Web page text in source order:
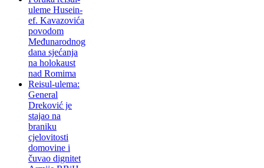
uleme Husein-
ef. Kavazovića
povodom
Međunarodnog
dana sjećanja
na holokaust
nad Romima
Reisul-ulema:
General
Dreković je
stajao na
braniku
cjelovitosti
domovine i
čuvao dignitet